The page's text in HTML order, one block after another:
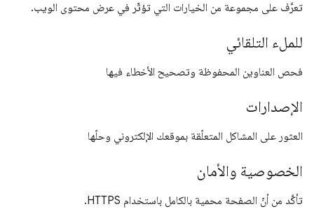
تعرَّف على مجموعة من الخيارات التي تؤثّر في عرض محتوى الويب.
للملء التلقائي
فحص العناوين المحفوظة وتصحيح الأخطاء فيها
الإصدارات
العثور على المشاكل المتعلّقة بموقعك الإلكتروني وحلّها
الخصوصية والأمان
تأكَّد من أنّ الصفحة محمية بالكامل باستخدام HTTPS.